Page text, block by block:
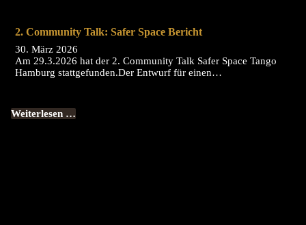
2. Community Talk: Safer Space Bericht
30. März 2026
Am 29.3.2026 hat der 2. Community Talk Safer Space Tango
Hamburg stattgefunden.Der Entwurf für einen…
Weiterlesen …